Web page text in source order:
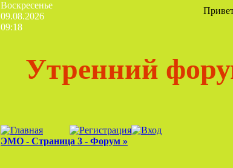
Воскресенье
09.08.2026
09:18
Утренний
ЭМО - Страница 3 - Форум »